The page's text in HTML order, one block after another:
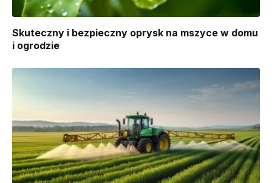
Skuteczny i bezpieczny oprysk na mszyce w domu
i ogrodzie